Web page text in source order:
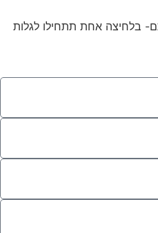
בלחיצה אחת תתחילו לגלות